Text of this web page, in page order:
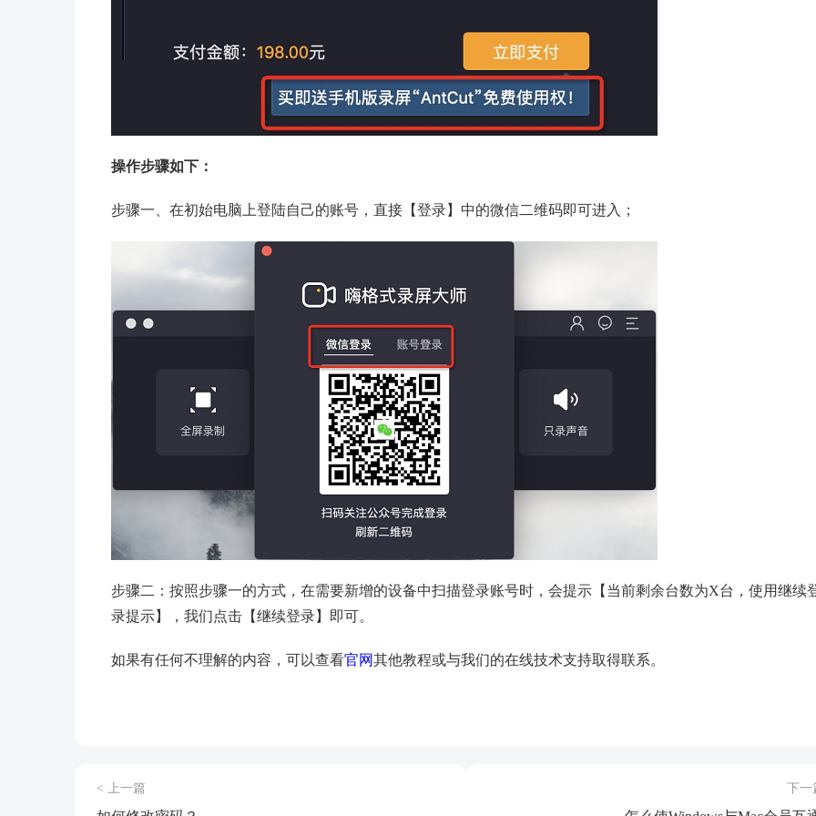
操作步骤如下：
步骤一、在初始电脑上登陆自己的账号，直接【登录】中的微信二维码即可进入；
步骤二：按照步骤一的方式，在需要新增的设备中扫描登录账号时，会提示【当前剩余台数为X台，使用继续
录提示】，我们点击【继续登录】即可。
如果有任何不理解的内容，可以查看官网其他教程或与我们的在线技术支持取得联系。
< 上一篇 下一